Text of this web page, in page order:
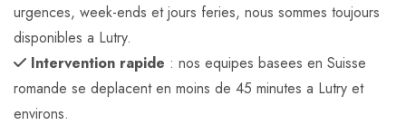
urgences, week-ends et jours feries, nous sommes toujours
disponibles a Lutry.
Intervention rapide : nos equipes basees en Suisse
romande se deplacent en moins de 45 minutes a Lutry et
environs.